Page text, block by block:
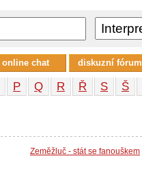
P Q R Ř S Š
Zeměžluč - stát se fanouškem
online chat diskuzní fórum